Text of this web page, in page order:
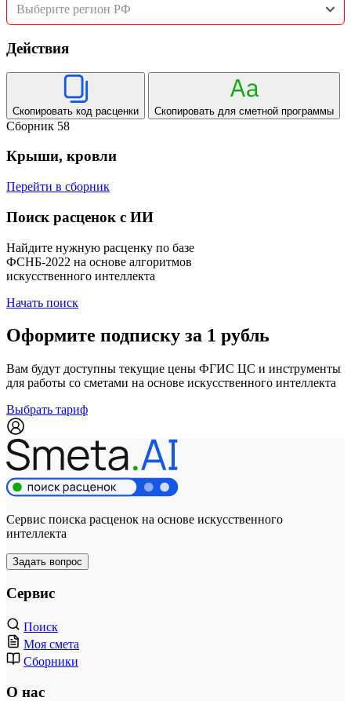
Выберите регион РФ
Действия
Скопировать код расценки Скопировать для сметной программы
Сборник 58
Крыши, кровли
Перейти в сборник
Поиск расценок с ИИ
Найдите нужную расценку по базе
ФСНБ-2022 на основе алгоритмов
искусственного интеллекта
Начать поиск
Оформите подписку за 1 рубль
Вам будут доступны текущие цены ФГИС ЦС и инструменты
для работы со сметами на основе искусственного интеллекта
Выбрать тариф
Сервис поиска расценок на основе искусственного
интеллекта
Задать вопрос
Сервис
Поиск
Моя смета
Сборники
О нас